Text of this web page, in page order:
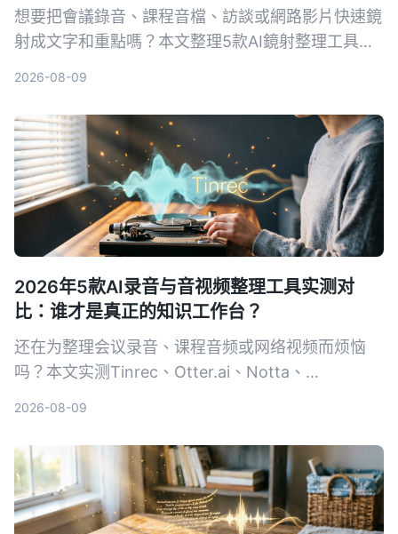
想要把會議錄音、課程音檔、訪談或網路影片快速鏡
射成文字和重點嗎？本文整理5款AI鏡射整理工具，
2026-08-09
2026年5款AI录音与音视频整理工具实测对
比：谁才是真正的知识工作台？
还在为整理会议录音、课程音频或网络视频而烦恼
吗？本文实测Tinrec、Otter.ai、Notta、
的AI录音与音视频整理方案。
2026-08-09